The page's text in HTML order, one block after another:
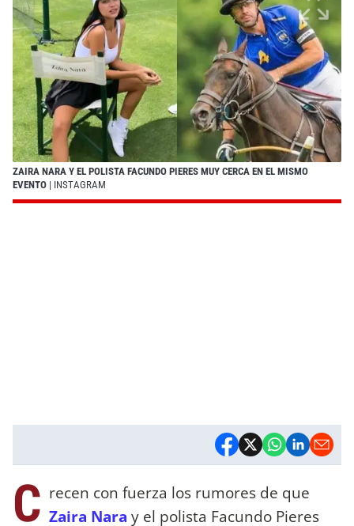
ZAIRA NARA Y EL POLISTA FACUNDO PIERES MUY CERCA EN EL MISMO
EVENTO | INSTAGRAM
C recen con fuerza los rumores de que
Zaira Nara y el polista Facundo Pieres